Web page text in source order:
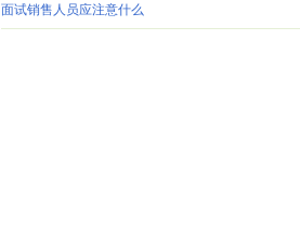
面试销售人员应注意什么